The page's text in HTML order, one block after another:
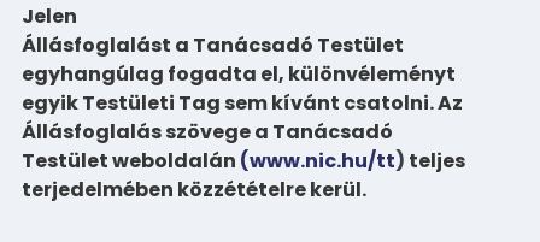
Jelen
Állásfoglalást a Tanácsadó Testület
egyhangúlag fogadta el, különvéleményt
egyik Testületi Tag sem kívánt csatolni. Az
Állásfoglalás szövege a Tanácsadó
Testület weboldalán (www.nic.hu/tt) teljes
terjedelmében közzétételre kerül.